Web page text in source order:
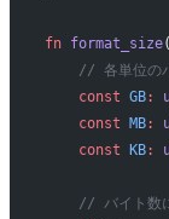
fn format_size
// 各単位の
    const
GB:
    const
MB:
    const
KB:
// バイト数